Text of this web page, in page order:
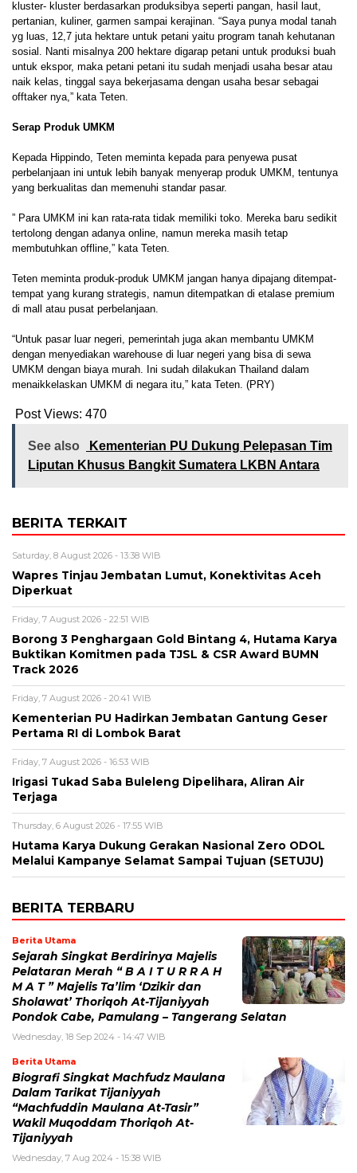
kluster- kluster berdasarkan produksibya seperti pangan, hasil laut,
pertanian, kuliner, garmen sampai kerajinan. “Saya punya modal tanah
yg luas, 12,7 juta hektare untuk petani yaitu program tanah kehutanan
sosial. Nanti misalnya 200 hektare digarap petani untuk produksi buah
untuk ekspor, maka petani petani itu sudah menjadi usaha besar atau
naik kelas, tinggal saya bekerjasama dengan usaha besar sebagai
offtaker nya,” kata Teten.
Serap Produk UMKM
Kepada Hippindo, Teten meminta kepada para penyewa pusat
perbelanjaan ini untuk lebih banyak menyerap produk UMKM, tentunya
yang berkualitas dan memenuhi standar pasar.
” Para UMKM ini kan rata-rata tidak memiliki toko. Mereka baru sedikit
tertolong dengan adanya online, namun mereka masih tetap
membutuhkan offline,” kata Teten.
Teten meminta produk-produk UMKM jangan hanya dipajang ditempat-
tempat yang kurang strategis, namun ditempatkan di etalase premium
di mall atau pusat perbelanjaan.
“Untuk pasar luar negeri, pemerintah juga akan membantu UMKM
dengan menyediakan warehouse di luar negeri yang bisa di sewa
UMKM dengan biaya murah. Ini sudah dilakukan Thailand dalam
menaikkelaskan UMKM di negara itu,” kata Teten. (PRY)
Post Views: 470
See also
Kementerian PU Dukung Pelepasan Tim
Liputan Khusus Bangkit Sumatera LKBN Antara
BERITA TERKAIT
Saturday, 8 August 2026 - 13:38 WIB
Wapres Tinjau Jembatan Lumut, Konektivitas Aceh
Diperkuat
Friday, 7 August 2026 - 22:51 WIB
Borong 3 Penghargaan Gold Bintang 4, Hutama Karya
Buktikan Komitmen pada TJSL & CSR Award BUMN
Track 2026
Friday, 7 August 2026 - 20:41 WIB
Kementerian PU Hadirkan Jembatan Gantung Geser
Pertama RI di Lombok Barat
Friday, 7 August 2026 - 16:53 WIB
Irigasi Tukad Saba Buleleng Dipelihara, Aliran Air
Terjaga
Thursday, 6 August 2026 - 17:55 WIB
Hutama Karya Dukung Gerakan Nasional Zero ODOL
Melalui Kampanye Selamat Sampai Tujuan (SETUJU)
BERITA TERBARU
Berita Utama
Sejarah Singkat Berdirinya Majelis
Pelataran Merah “ B A I T U R R A H
M A T ” Majelis Ta’lim ‘Dzikir dan
Sholawat’ Thoriqoh At-Tijaniyyah
Pondok Cabe, Pamulang – Tangerang Selatan
Wednesday, 18 Sep 2024 - 14:47 WIB
Berita Utama
Biografi Singkat Machfudz Maulana
Dalam Tarikat Tijaniyyah
“Machfuddin Maulana At-Tasir”
Wakil Muqoddam Thoriqoh At-
Tijaniyyah
Wednesday, 7 Aug 2024 - 15:38 WIB